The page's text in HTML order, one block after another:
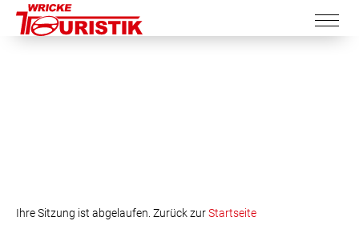
Ihre Sitzung ist abgelaufen. Zurück zurStartseite